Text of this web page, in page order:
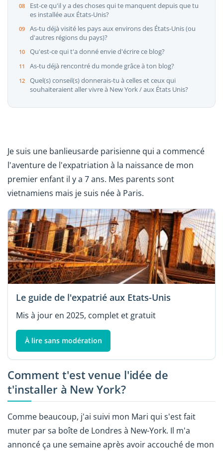
Est-ce qu'il y a des choses qui te manquent depuis que tu
es installée aux États-Unis?
As-tu déjà visité les pays aux environs des États-Unis (ou
d'autres régions du pays)?
Qu'est-ce qui t'a donné envie d'écrire ce blog?
As-tu déjà rencontré du monde grâce à ton blog?
Quel(s) conseil(s) donnerais-tu à celles et ceux qui
souhaiteraient aller vivre à New York / aux États Unis?
Je suis une banlieusarde parisienne qui a commencé
l'aventure de l'expatriation à la naissance de mon
premier enfant il y a 7 ans. Mes parents sont
vietnamiens mais je suis née à Paris.
Le guide de l'expatrié aux Etats-Unis
Mis à jour en 2025, complet et gratuit
À lire sans modération
Comment t'est venue l'idée de
t'installer à New York?
Comme beaucoup, j'ai suivi mon Mari qui s'est fait
muter par sa boîte de Londres à New-York. Il m'a
annoncé ça une semaine après avoir accouché de mon